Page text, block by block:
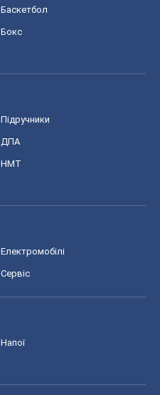
Баскетбол
Бокс
Підручники
ДПА
НМТ
Електромобілі
Сервіс
Напої